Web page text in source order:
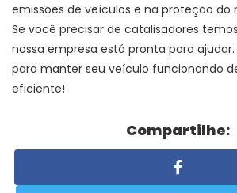
emissões de veículos e na proteção do
Se você precisar de catalisadores
nossa empresa está pronta para
para manter seu veículo funcionando
eficiente!
Compartilhe: